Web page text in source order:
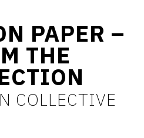
OAM
D'OAM
PAPER –
THE
COLLECTIVE